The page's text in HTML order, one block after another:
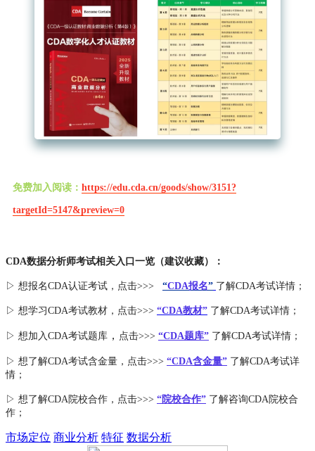
免费加入阅读： https://edu.cda.cn/goods/show/3151?
targetId=5147&preview=0
CDA数据分析师考试相关入口一览（建议收藏）：
▷ 想报名CDA认证考试，点击>>> “CDA报名” 了解CDA考试详情；
▷ 想学习CDA考试教材，点击>>> “CDA教材” 了解CDA考试详情；
▷ 想加入CDA考试题库 ， 点击>>> “CDA题库” 了解CDA考试详情；
▷ 想了解CDA考试含金量 ，点击>>> “CDA含金量” 了解CDA考试详
情；
▷ 想了解CDA院校合作 ，点击>>> “院校合作” 了解咨询CDA院校合
作；
市场定位 商业分析 特征 数据分析